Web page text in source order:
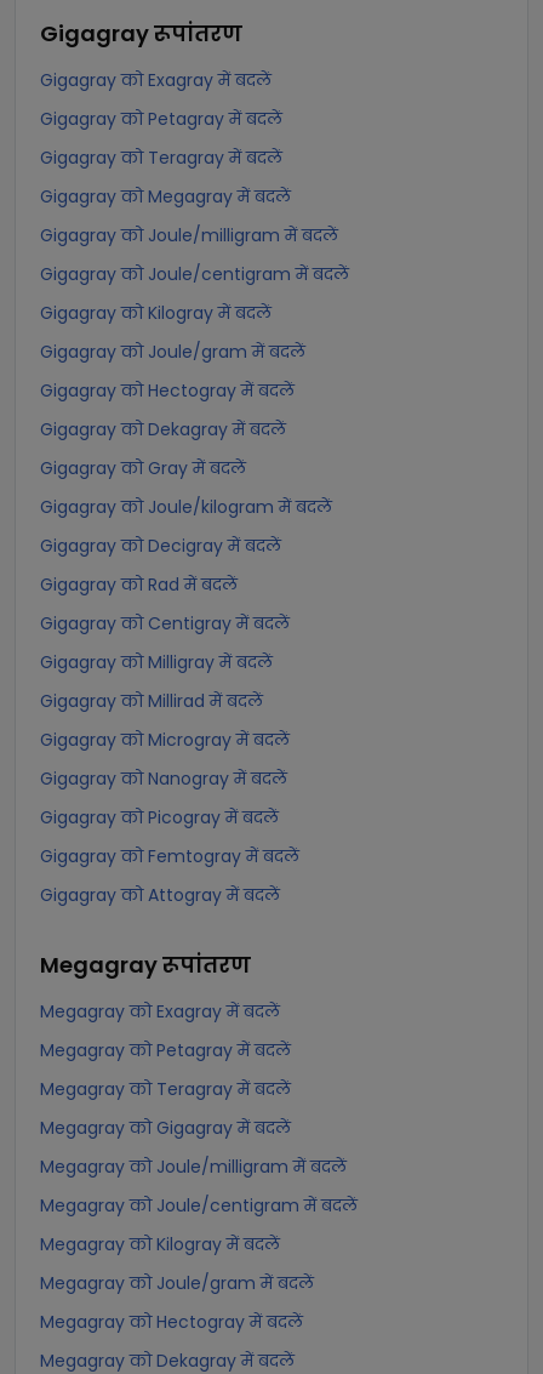
Gigagrayरूपांतरण
Gigagray को Exagray में बदलें
Gigagray को Petagray में बदलें
Gigagray को Teragray में बदलें
Gigagray को Megagray में बदलें
Gigagray को Joule/milligram में बदलें
Gigagray को Joule/centigram में बदलें
Gigagray को Kilogray में बदलें
Gigagray को Joule/gram में बदलें
Gigagray को Hectogray में बदलें
Gigagray को Dekagray में बदलें
Gigagray को Gray में बदलें
Gigagray को Joule/kilogram में बदलें
Gigagray को Decigray में बदलें
Gigagray को Rad में बदलें
Gigagray को Centigray में बदलें
Gigagray को Milligray में बदलें
Gigagray को Millirad में बदलें
Gigagray को Microgray में बदलें
Gigagray को Nanogray में बदलें
Gigagray को Picogray में बदलें
Gigagray को Femtogray में बदलें
Gigagray को Attogray में बदलें
Megagrayरूपांतरण
Megagray को Exagray में बदलें
Megagray को Petagray में बदलें
Megagray को Teragray में बदलें
Megagray को Gigagray में बदलें
Megagray को Joule/milligram में बदलें
Megagray को Joule/centigram में बदलें
Megagray को Kilogray में बदलें
Megagray को Joule/gram में बदलें
Megagray को Hectogray में बदलें
Megagray को Dekagray में बदलें